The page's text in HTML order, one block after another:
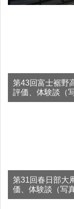
第43回富士裾野
評価、体験談（
第31回春日部大
価、体験談（写